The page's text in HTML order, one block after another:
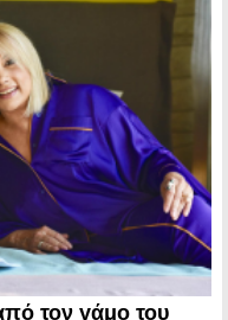
τον γάμο του